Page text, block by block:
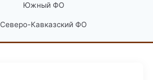
Южный ФО
Северо-Кавказский ФО